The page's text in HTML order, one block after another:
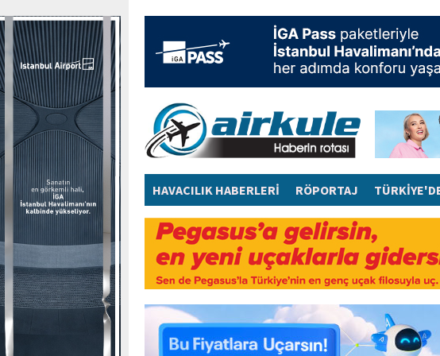
HAVACILIK HABERLERİ RÖPORTAJ